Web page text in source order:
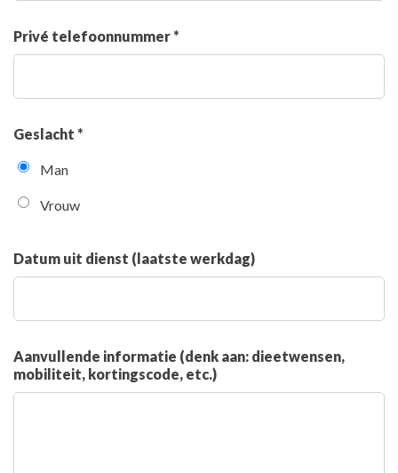
Privé telefoonnummer *
Geslacht *
Man
Vrouw
Datum uit dienst (laatste werkdag)
Aanvullende informatie (denk aan: dieetwensen,
mobiliteit, kortingscode, etc.)